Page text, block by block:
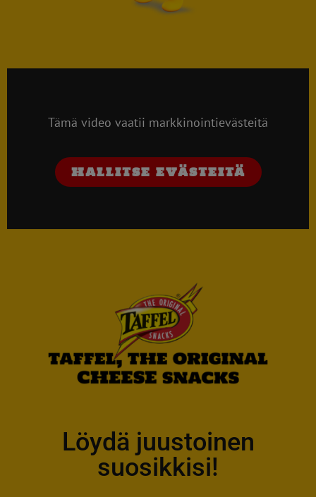
Tämä video vaatii markkinointievästeitä
HALLITSE EVÄSTEITÄ
Löydä juustoinen
suosikkisi!